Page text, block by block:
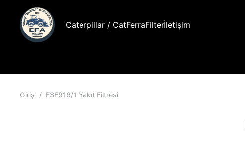
Caterpillar / CatFerraFilterİletişim
Giriş / FSF916/1 Yakıt Filtresi